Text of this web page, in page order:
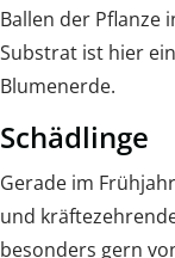
Ballen der Pflanze
Substrat ist hier
Blumenerde.
Schädlinge
Gerade im
und
besonders gern